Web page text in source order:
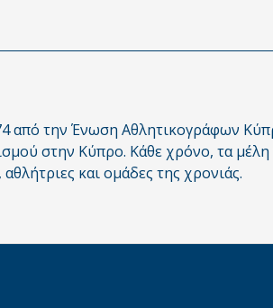
από την Ένωση Αθλητικογράφων
στην Κύπρο. Κάθε χρόνο, τα μέλη
και ομάδες της χρονιάς.